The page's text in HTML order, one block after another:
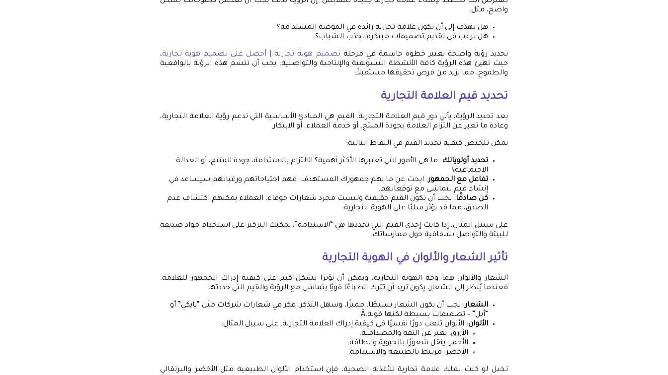
واضح، مثل:
هل تهدف إلى أن تكون علامة تجارية رائدة في الموضة المستدامة؟
هل ترغب في تقديم تصميمات مبتكرة تجذب الشباب؟
تحديد رؤية واضحة يعتبر خطوة حاسمة في مرحلة تصميم هوية تجارية | أحصل على تصميم هوية تجارية،
حيث تهيئ هذه الرؤية كافة الأنشطة التسويقية والإنتاجية والتواصلية. يجب أن تتسم هذه الرؤية بالواقعية
والطموح، مما يزيد من فرص تحقيقها مستقبلاً.
تحديد قيم العلامة التجارية
بعد تحديد الرؤية، يأتي دور قيم العلامة التجارية. القيم هي المبادئ الأساسية التي تدعم رؤية العلامة التجارية،
وعادة ما تعبر عن التزام العلامة بجودة المنتج، أو خدمة العملاء، أو الابتكار.
يمكن تلخيص كيفية تحديد القيم في النقاط التالية:
تحديد أولوياتك: ما هي الأمور التي تعتبرها الأكثر أهمية؟ الالتزام بالاستدامة، جودة المنتج، أو العدالة
الاجتماعية؟
تفاعل مع الجمهور: ابحث عن ما يهم جمهورك المستهدف. فهم احتياجاتهم ورغباتهم سيساعد في
إنشاء قيم تتماشى مع توقعاتهم.
كن صادقًا: يجب أن تكون القيم حقيقية وليست مجرد شعارات جوفاء. العملاء يمكنهم اكتشاف عدم
الصدق، مما قد يؤثر سلبًا على الهوية التجارية.
على سبيل المثال، إذا كانت إحدى القيم التي تحددها هي “الاستدامة”، يمكنك التركيز على استخدام مواد صديقة
للبيئة والتواصل بشفافية حول ممارساتك.
تأثير الشعار والألوان في الهوية التجارية
الشعار والألوان هما وجه الهوية التجارية، ويمكن أن يؤثرا بشكل كبير على كيفية إدراك الجمهور للعلامة.
فعندما يُنظر إلى الشعار، يكون تريد أن تترك انطباعًا قويًا يتماشى مع الرؤية والقيم التي حددتها.
الشعار: يجب أن يكون الشعار بسيطًا، مميزًا، وسهل التذكر. فكر في شعارات شركات مثل “نايكي” أو
“أبل” – تصميمات بسيطة لكنها قوية.Â
الألوان: الألوان تلعب دورًا نفسيًا في كيفية إدراك العلامة التجارية. على سبيل المثال:
الأزرق: يعبر عن الثقة والمصداقية.
الأحمر: ينقل شعورًا بالحيوية والطاقة.
الأخضر: مرتبط بالطبيعة والاستدامة.
تخيل لو كنت تملك علامة تجارية للأغذية الصحية، فإن استخدام الألوان الطبيعية مثل الأخضر والبرتقالي